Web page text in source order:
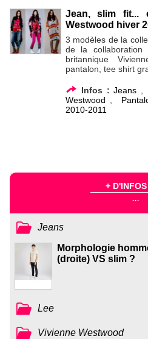
Jean, slim fit...
Westwood hiver
3 modèles de la
de la collaboration
britannique
pantalon, tee shirt
Infos : Jeans
Westwood
2010-2011
+
...
Jeans
Morphologie
(droite) VS slim ?
Lee
Vivienne Westwood